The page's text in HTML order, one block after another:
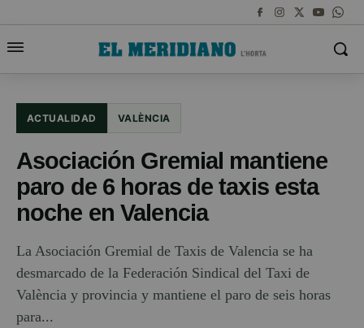
ACTUALIDAD VALÈNCIA
Asociación Gremial mantiene
paro de 6 horas de taxis esta
noche en Valencia
La Asociación Gremial de Taxis de Valencia se ha
desmarcado de la Federación Sindical del Taxi de
València y provincia y mantiene el paro de seis horas
para...